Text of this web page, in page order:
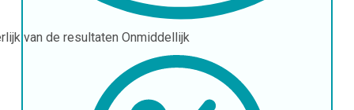
van de resultaten Onmiddellijk